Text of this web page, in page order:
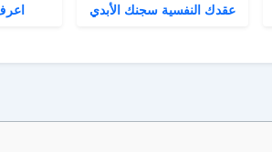
عقدك النفسية سجنك الأبدي